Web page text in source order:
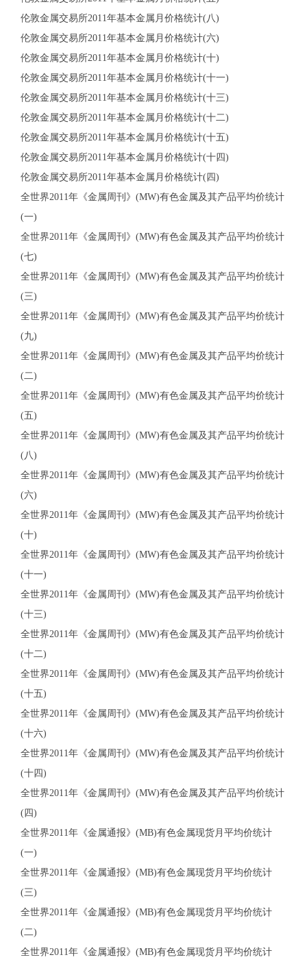
伦敦金属交易所2011年基本金属月价格统计(八)
伦敦金属交易所2011年基本金属月价格统计(六)
伦敦金属交易所2011年基本金属月价格统计(十)
伦敦金属交易所2011年基本金属月价格统计(十一)
伦敦金属交易所2011年基本金属月价格统计(十三)
伦敦金属交易所2011年基本金属月价格统计(十二)
伦敦金属交易所2011年基本金属月价格统计(十五)
伦敦金属交易所2011年基本金属月价格统计(十四)
伦敦金属交易所2011年基本金属月价格统计(四)
全世界2011年《金属周刊》(MW)有色金属及其产品平均价统计
(一)
全世界2011年《金属周刊》(MW)有色金属及其产品平均价统计
(七)
全世界2011年《金属周刊》(MW)有色金属及其产品平均价统计
(三)
全世界2011年《金属周刊》(MW)有色金属及其产品平均价统计
(九)
全世界2011年《金属周刊》(MW)有色金属及其产品平均价统计
(二)
全世界2011年《金属周刊》(MW)有色金属及其产品平均价统计
(五)
全世界2011年《金属周刊》(MW)有色金属及其产品平均价统计
(八)
全世界2011年《金属周刊》(MW)有色金属及其产品平均价统计
(六)
全世界2011年《金属周刊》(MW)有色金属及其产品平均价统计
(十)
全世界2011年《金属周刊》(MW)有色金属及其产品平均价统计
(十一)
全世界2011年《金属周刊》(MW)有色金属及其产品平均价统计
(十三)
全世界2011年《金属周刊》(MW)有色金属及其产品平均价统计
(十二)
全世界2011年《金属周刊》(MW)有色金属及其产品平均价统计
(十五)
全世界2011年《金属周刊》(MW)有色金属及其产品平均价统计
(十六)
全世界2011年《金属周刊》(MW)有色金属及其产品平均价统计
(十四)
全世界2011年《金属周刊》(MW)有色金属及其产品平均价统计
(四)
全世界2011年《金属通报》(MB)有色金属现货月平均价统计
(一)
全世界2011年《金属通报》(MB)有色金属现货月平均价统计
(三)
全世界2011年《金属通报》(MB)有色金属现货月平均价统计
(二)
全世界2011年《金属通报》(MB)有色金属现货月平均价统计